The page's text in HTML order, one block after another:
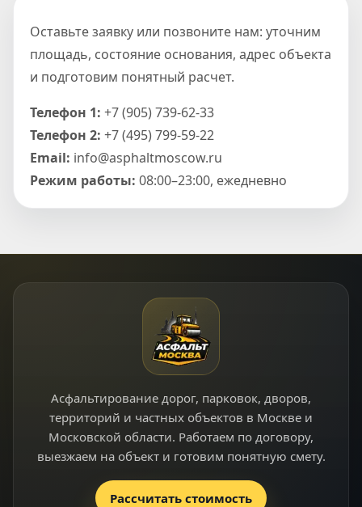
Оставьте заявку или позвоните нам: уточним
площадь, состояние основания, адрес объекта
и подготовим понятный расчет.
Телефон 1: +7 (905) 739-62-33
Телефон 2: +7 (495) 799-59-22
Email: info@asphaltmoscow.ru
Режим работы: 08:00–23:00, ежедневно
Асфальтирование дорог, парковок, дворов,
территорий и частных объектов в Москве и
Московской области. Работаем по договору,
выезжаем на объект и готовим понятную смету.
Рассчитать стоимость